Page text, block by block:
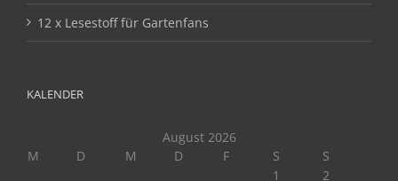
12 x Lesestoff für Gartenfans
KALENDER
August 2026
M
D M D F S
S
1
2